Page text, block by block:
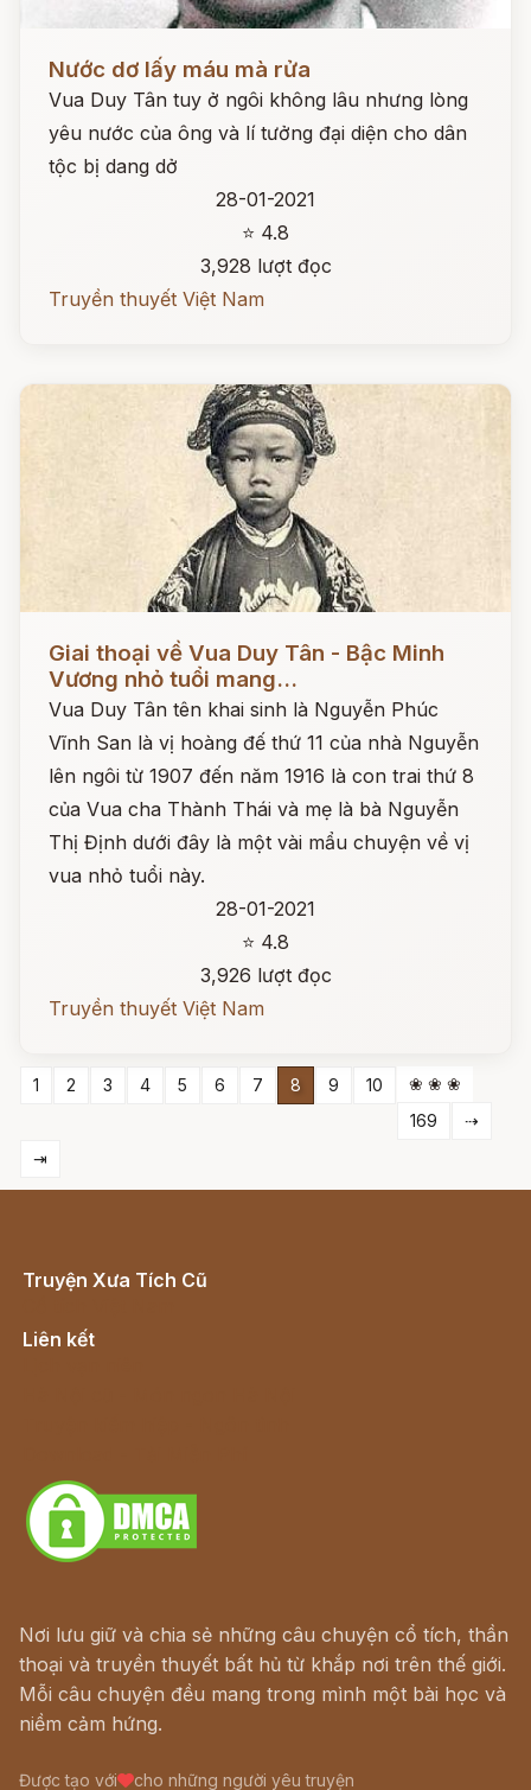
Nước dơ lấy máu mà rửa
Vua Duy Tân tuy ở ngôi không lâu nhưng lòng
yêu nước của ông và lí tưởng đại diện cho dân
tộc bị dang dở
28-01-2021
⭐ 4.8
3,928 lượt đọc
Truyền thuyết Việt Nam
Giai thoại về Vua Duy Tân - Bậc Minh
Vương nhỏ tuổi mang...
Vua Duy Tân tên khai sinh là Nguyễn Phúc
Vĩnh San là vị hoàng đế thứ 11 của nhà Nguyễn
lên ngôi từ 1907 đến năm 1916 là con trai thứ 8
của Vua cha Thành Thái và mẹ là bà Nguyễn
Thị Định dưới đây là một vài mẩu chuyện về vị
vua nhỏ tuổi này.
28-01-2021
⭐ 4.8
3,926 lượt đọc
Truyền thuyết Việt Nam
1 2 3 4 5 6 7 8 9 10
❀ ❀ ❀
169
⇢
⇥
Truyện Xưa Tích Cũ
Liên kết
Nơi lưu giữ và chia sẻ những câu chuyện cổ tích, thần
thoại và truyền thuyết bất hủ từ khắp nơi trên thế giới.
Mỗi câu chuyện đều mang trong mình một bài học và
niềm cảm hứng.
Được tạo với cho những người yêu truyện